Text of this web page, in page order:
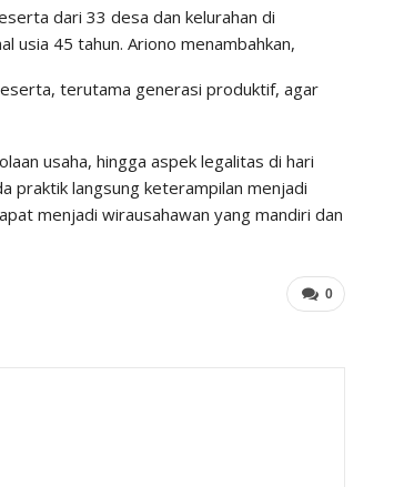
dari 33 desa dan kelurahan di
usia 45 tahun. Ariono menambahkan,
terutama generasi produktif, agar
usaha, hingga aspek legalitas di hari
praktik langsung keterampilan menjadi
menjadi wirausahawan yang mandiri dan
0